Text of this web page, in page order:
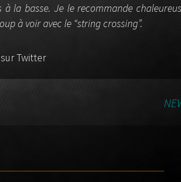
à la basse. Je le recommande
à voir avec le “string crossing”.
Twitter